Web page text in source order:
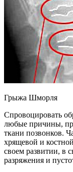
Грыжа Шморля
Спровоцировать
любые причины,
ткани позвонков.
хрящевой и
своем развитии, в
разряжения и